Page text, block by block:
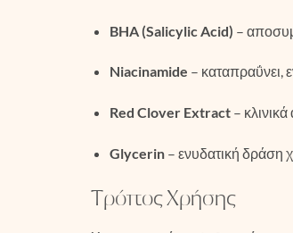
BHA (Salicylic Acid) –
Niacinamide – καταπραΰνει,
Red Clover Extract–
Glycerin– ενυδατική δράση
Τρόπος Χρήσης